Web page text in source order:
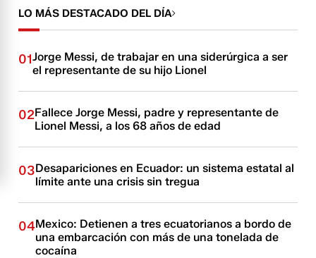
LO MÁS DESTACADO DEL DÍA
01Jorge Messi, de trabajar en una siderúrgica a ser
el representante de su hijo Lionel
02Fallece Jorge Messi, padre y representante de
Lionel Messi, a los 68 años de edad
03Desapariciones en Ecuador: un sistema estatal al
límite ante una crisis sin tregua
04Mexico: Detienen a tres ecuatorianos a bordo de
una embarcación con más de una tonelada de
cocaína